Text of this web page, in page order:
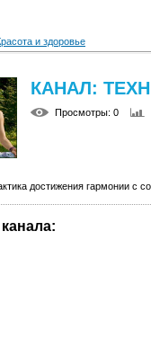
и здоровье
КАНАЛ:
Просмотры: 0
достижения гармонии с
: